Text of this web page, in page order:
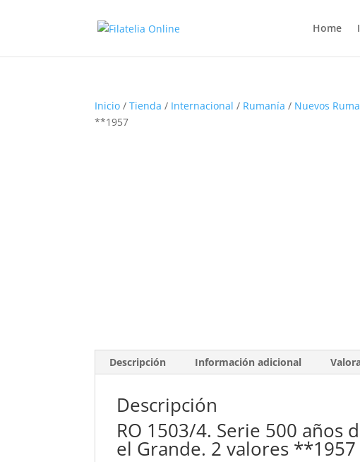
Home
Inicio /Tienda / Internacional / Rumanía / Nuevos
**1957
Descripción Información adicional
Descripción
RO 1503/4. Serie 500 años
el Grande. 2 valores **1957